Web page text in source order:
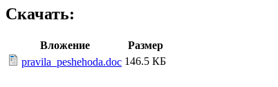
Скачать:
Вложение
Размер
pravila_peshehoda.doc 146.5 КБ